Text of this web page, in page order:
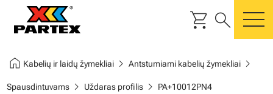
shopping_cart search
home Kabelių ir laidų žymekliaichevron_right Antstumiami kabelių žymekliaichevron_right
Spausdintuvamschevron_right Uždaras profilischevron_right PA+10012PN4